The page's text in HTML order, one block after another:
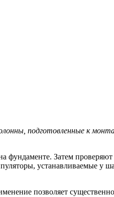
подготовленные к
Затем проверяют
устанавливаемые у
позволяет